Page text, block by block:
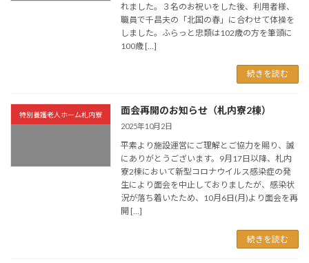
れました。３名のお祝いをした後、利用者様、
職員で千昌夫の「北国の春」に合わせて体操を
しました。ふらっと忠類は102歳の方を筆頭に
100歳 […]
続きを読む
特別養護老人ホーム札内寮 面会再開のお知らせ（札内寮2棟）
2025年10月2日
平素より施設運営にご理解とご協力を賜り、誠
にありがとうございます。9月17日以降、札内
寮2棟において新型コロナウイルス感染症の発
生により面会を中止しておりましたが、感染状
況が落ち着いたため、10月6日(月)より面会を再
開 […]
続きを読む